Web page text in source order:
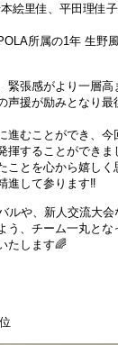
絵里佳、平田理佳
所属の1年 生野
緊張感がより一層高
声援が励みとなり最
進むことができ、
揮することができま
ことを心から嬉しく
進して参ります‼️
ルや、新人交流大
う、チーム一丸とな
たします🌈